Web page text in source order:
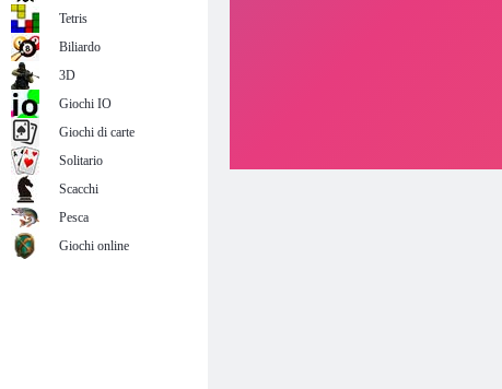
Tetris
Biliardo
3D
Giochi IO
Giochi di carte
Solitario
Scacchi
Pesca
Giochi online